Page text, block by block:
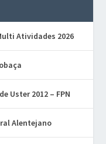
Atividades 2026
Uster 2012 – FPN
Alentejano